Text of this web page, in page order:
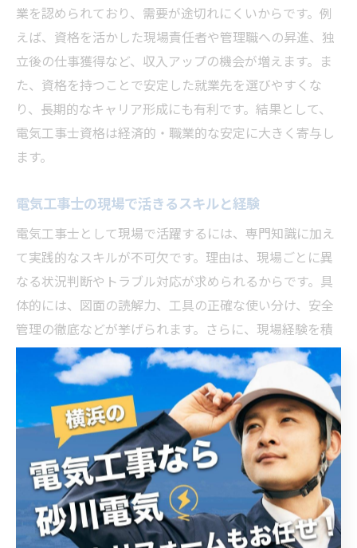
業を認められており、需要が途切れにくいからです。例
えば、資格を活かした現場責任者や管理職への昇進、独
立後の仕事獲得など、収入アップの機会が増えます。ま
た、資格を持つことで安定した就業先を選びやすくな
り、長期的なキャリア形成にも有利です。結果として、
電気工事士資格は経済的・職業的な安定に大きく寄与し
ます。
電気工事士の現場で活きるスキルと経験
電気工事士として現場で活躍するには、専門知識に加え
て実践的なスキルが不可欠です。理由は、現場ごとに異
なる状況判断やトラブル対応が求められるからです。具
体的には、図面の読解力、工具の正確な使い分け、安全
管理の徹底などが挙げられます。さらに、現場経験を積
むことで段取りや作業効率が向上し、チームワークやコ
ミュニケーション能力も磨かれます。これらのスキル
は、資格取得後の成長やキャリアアップに直結します。
電気工事士免許と業界評価の関係を解説
電気工事士免許は業界内での評価を高める決定的な要素
です。理由は、免許保有が法令遵守と高い技術力の証明
となり、信頼される人材であることを示せるからです。